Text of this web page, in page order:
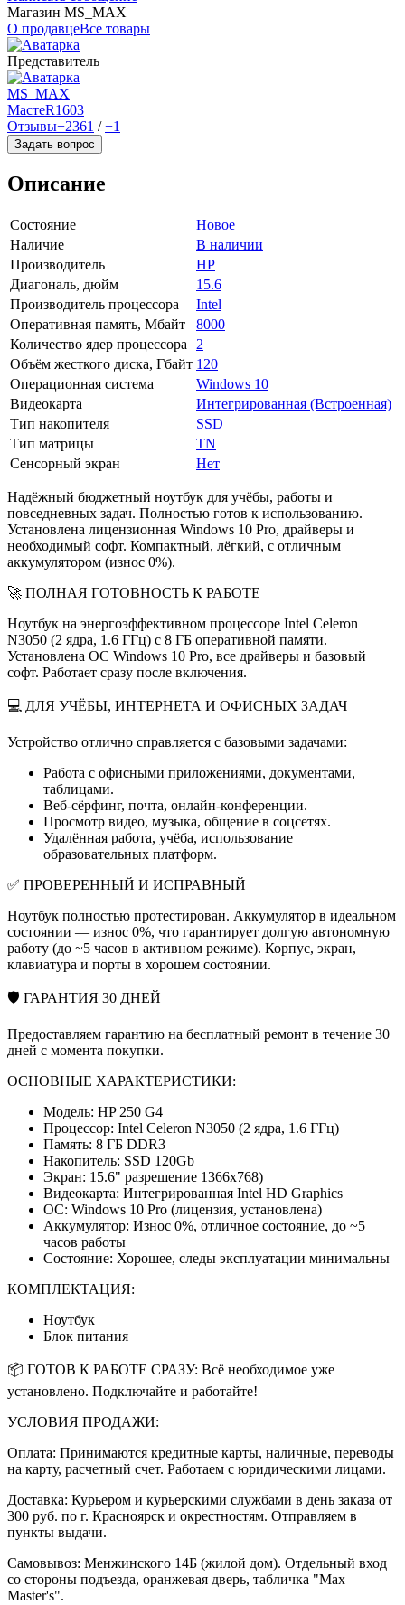
Магазин MS_MAX
О продавцеВсе товары
Представитель
MS_MAX
МастеR1603
Отзывы+2361 /−1
Задать вопрос
Описание
Состояние
Новое
Наличие
В наличии
Производитель
HP
Диагональ, дюйм
15.6
Производитель процессора
Intel
Оперативная память, Мбайт
8000
Количество ядер процессора
2
Объём жесткого диска, Гбайт 120
Операционная система
Windows 10
Видеокарта
Интегрированная (Встроенная)
Тип накопителя
SSD
Тип матрицы
TN
Сенсорный экран
Нет
Надёжный бюджетный ноутбук для учёбы, работы и
повседневных задач. Полностью готов к использованию.
Установлена лицензионная Windows 10 Pro, драйверы и
необходимый софт. Компактный, лёгкий, с отличным
аккумулятором (износ 0%).
🚀 ПОЛНАЯ ГОТОВНОСТЬ К РАБОТЕ
Ноутбук на энергоэффективном процессоре Intel Celeron
N3050 (2 ядра, 1.6 ГГц) с 8 ГБ оперативной памяти.
Установлена ОС Windows 10 Pro, все драйверы и базовый
софт. Работает сразу после включения.
💻 ДЛЯ УЧЁБЫ, ИНТЕРНЕТА И ОФИСНЫХ ЗАДАЧ
Устройство отлично справляется с базовыми задачами:
Работа с офисными приложениями, документами,
таблицами.
Веб-сёрфинг, почта, онлайн-конференции.
Просмотр видео, музыка, общение в соцсетях.
Удалённая работа, учёба, использование
образовательных платформ.
✅ ПРОВЕРЕННЫЙ И ИСПРАВНЫЙ
Ноутбук полностью протестирован. Аккумулятор в идеальном
состоянии — износ 0%, что гарантирует долгую автономную
работу (до ~5 часов в активном режиме). Корпус, экран,
клавиатура и порты в хорошем состоянии.
🛡 ГАРАНТИЯ 30 ДНЕЙ
Предоставляем гарантию на бесплатный ремонт в течение 30
дней с момента покупки.
ОСНОВНЫЕ ХАРАКТЕРИСТИКИ:
Модель: HP 250 G4
Процессор: Intel Celeron N3050 (2 ядра, 1.6 ГГц)
Память: 8 ГБ DDR3
Накопитель: SSD 120Gb
Экран: 15.6" разрешение 1366x768)
Видеокарта: Интегрированная Intel HD Graphics
ОС: Windows 10 Pro (лицензия, установлена)
Аккумулятор: Износ 0%, отличное состояние, до ~5
часов работы
Состояние: Хорошее, следы эксплуатации минимальны
КОМПЛЕКТАЦИЯ:
Ноутбук
Блок питания
📦 ГОТОВ К РАБОТЕ СРАЗУ: Всё необходимое уже
установлено. Подключайте и работайте!
УСЛОВИЯ ПРОДАЖИ:
Оплата: Принимаются кредитные карты, наличные, переводы
на карту, расчетный счет. Работаем с юридическими лицами.
Доставка: Курьером и курьерскими службами в день заказа от
300 руб. по г. Красноярск и окрестностям. Отправляем в
пункты выдачи.
Самовывоз: Менжинского 14Б (жилой дом). Отдельный вход
со стороны подъезда, оранжевая дверь, табличка "Max
Master's".